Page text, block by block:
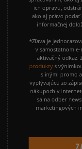
ich opravu,
ako aj právo podať
informačnej
*Zľava je
v samostatnom
aktivačný odkaz.
produkty s
s inými promo
vyplývajúcu zo
nákupoch v
sa na odber
marketingových